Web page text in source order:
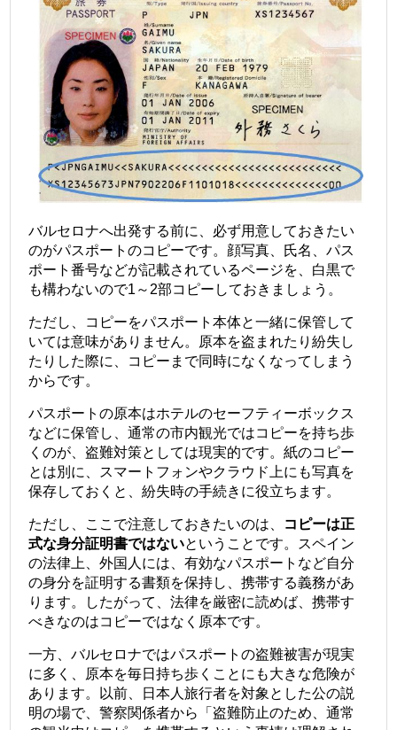
バルセロナへ出発する前に、必ず用意しておきたい
のがパスポートのコピーです。顔写真、氏名、パス
ポート番号などが記載されているページを、白黒で
も構わないので1～2部コピーしておきましょう。
ただし、コピーをパスポート本体と一緒に保管して
いては意味がありません。原本を盗まれたり紛失し
たりした際に、コピーまで同時になくなってしまう
からです。
パスポートの原本はホテルのセーフティーボックス
などに保管し、通常の市内観光ではコピーを持ち歩
くのが、盗難対策としては現実的です。紙のコピー
とは別に、スマートフォンやクラウド上にも写真を
保存しておくと、紛失時の手続きに役立ちます。
ただし、ここで注意しておきたいのは、
コピーは正
式な身分証明書ではないということです。 スペイン
の法律上、外国人には、有効なパスポートなど自分
の身分を証明する書類を保持し、携帯する義務があ
ります。したがって、法律を厳密に読めば、携帯す
べきなのはコピーではなく原本です。
一方、バルセロナではパスポートの盗難被害が現実
に多く、原本を毎日持ち歩くことにも大きな危険が
あります。以前、日本人旅行者を対象とした公の説
明の場で、警察関係者から「盗難防止のため、通常